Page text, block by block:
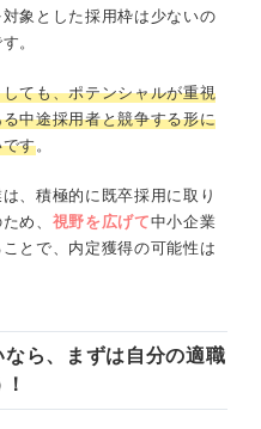
象とした採用枠は少ないの
。
ても、ポテンシャルが重視
中途採用者と競争する形に
です。
、積極的に既卒採用に取り
め、 視野を広げて中小企業
とで、内定獲得の可能性は
ら、まずは自分の適職